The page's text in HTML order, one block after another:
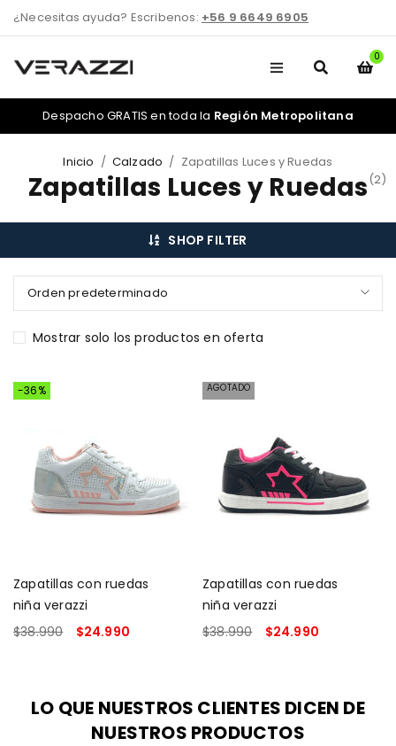
¿Necesitas ayuda? Escribenos: +56 9 6649 6905
0
Despacho GRATIS en toda la Región Metropolitana
Inicio / Calzado / Zapatillas Luces y Ruedas
Zapatillas Luces y Ruedas (2)
SHOP FILTER
Orden predeterminado
Mostrar solo los productos en oferta
-36%
Zapatillas con ruedas
niña verazzi
$38.990 $24.990
AGOTADO
Zapatillas con ruedas
niña verazzi
$38.990 $24.990
LO QUE NUESTROS CLIENTES DICEN DE
NUESTROS PRODUCTOS